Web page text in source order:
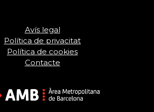
Avís legal
Política de privacitat
Política de cookies
Contacte